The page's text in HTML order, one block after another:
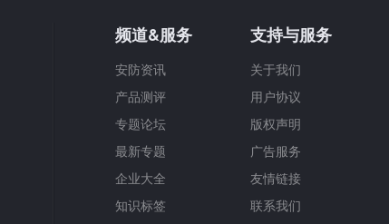
频道&服务
安防资讯
产品测评
专题论坛
最新专题
企业大全
知识标签
支持与服务
关于我们
用户协议
版权声明
广告服务
友情链接
联系我们